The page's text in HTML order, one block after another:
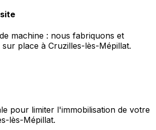
machine : nous fabriquons et
place à Cruzilles-lès-Mépillat.
pour limiter l'immobilisation de votre
lès-Mépillat.